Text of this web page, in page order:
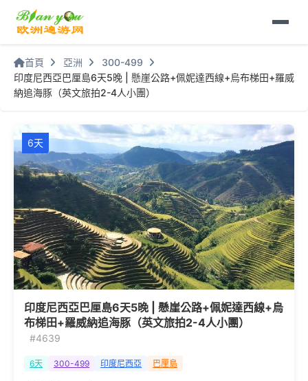
首頁 亞洲
300-499
印度尼西亞巴厘島6天5晚 | 懸崖公路+佩妮達西線+烏布梯田+羅威
納追海豚（英文旅拍2-4人小團）
6天
印度尼西亞巴厘島6天5晚 | 懸崖公路+佩妮達西線+烏
布梯田+羅威納追海豚（英文旅拍2-4人小團）
#4639
6天 300-499 印度尼西亞 巴厘島